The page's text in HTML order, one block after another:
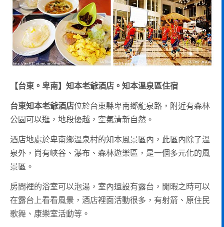
【台東。卑南】知本老爺酒店。知本溫泉區住宿
台東知本老爺酒店位於台東縣卑南鄉龍泉路，附近有森林
公園可以逛，地段優越，空氣清新自然。
酒店地處於卑南鄉溫泉村的知本風景區內，此區內除了溫
泉外，尚有峽谷、瀑布、森林遊樂區，是一個多元化的風
景區。
房間裡的浴室可以泡湯，室內還設有露台，閒暇之時可以
在露台上看看風景，酒店裡面活動很多，有射箭、原住民
歌舞、康樂室活動等。